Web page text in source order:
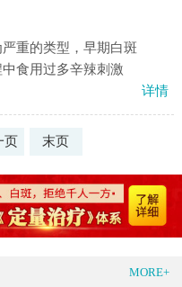
重的类型，早期白斑
食用过多辛辣刺激
详情
页 末页
MORE+